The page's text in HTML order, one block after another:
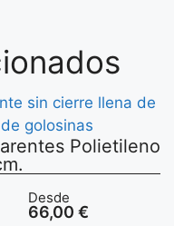
Polietileno
Desde
66,00 €